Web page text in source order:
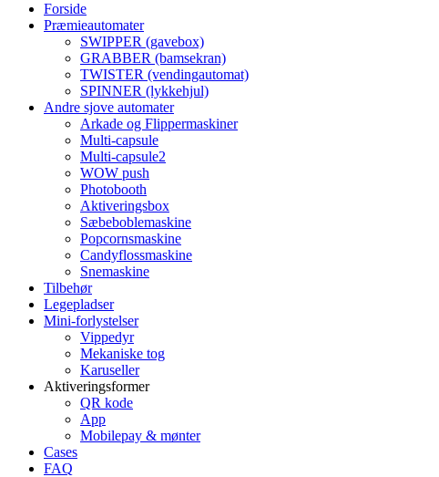
Forside
Præmieautomater
SWIPPER (gavebox)
GRABBER (bamsekran)
TWISTER (vendingautomat)
SPINNER (lykkehjul)
Andre sjove automater
Arkade og Flippermaskiner
Multi-capsule
Multi-capsule2
WOW push
Photobooth
Aktiveringsbox
Sæbeboblemaskine
Popcornsmaskine
Candyflossmaskine
Snemaskine
Tilbehør
Legepladser
Mini-forlystelser
Vippedyr
Mekaniske tog
Karuseller
Aktiveringsformer
QR kode
App
Mobilepay & mønter
Cases
FAQ